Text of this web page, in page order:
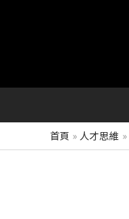
首頁 人才思維